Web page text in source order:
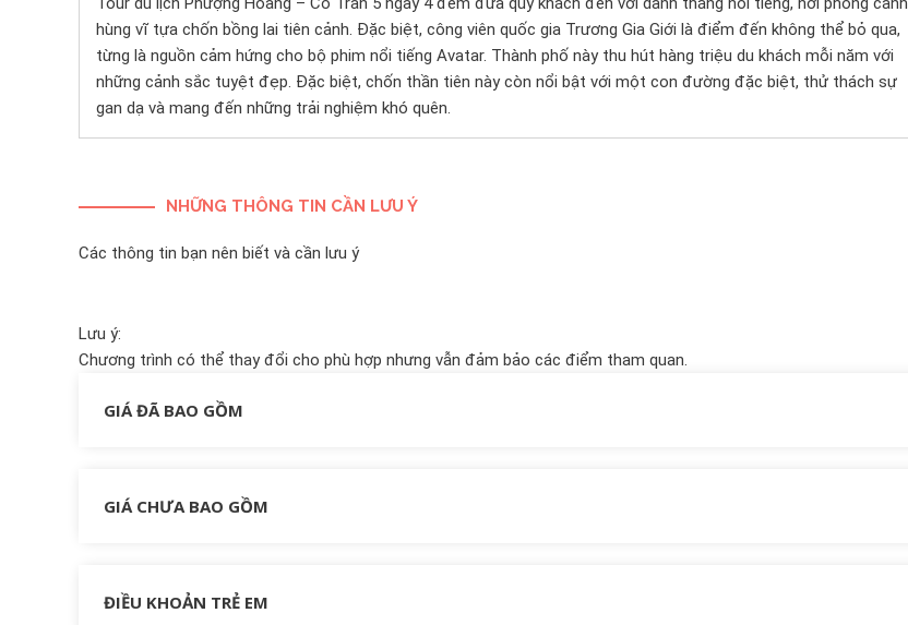
hùng vĩ tựa chốn bồng lai tiên cảnh. Đặc biệt, công viên quốc gia Trương Gia Giới là điểm đến không thể bỏ qua,
từng là nguồn cảm hứng cho bộ phim nổi tiếng Avatar. Thành phố này thu hút hàng triệu du khách mỗi năm với
những cảnh sắc tuyệt đẹp. Đặc biệt, chốn thần tiên này còn nổi bật với một con đường đặc biệt, thử thách sự
gan dạ và mang đến những trải nghiệm khó quên.
NHỮNG THÔNG TIN CẦN LƯU Ý
Các thông tin bạn nên biết và cần lưu ý
Lưu ý:
Chương trình có thể thay đổi cho phù hợp nhưng vẫn đảm bảo các điểm tham quan.
GIÁ ĐÃ BAO GỒM
GIÁ CHƯA BAO GỒM
ĐIỀU KHOẢN TRẺ EM